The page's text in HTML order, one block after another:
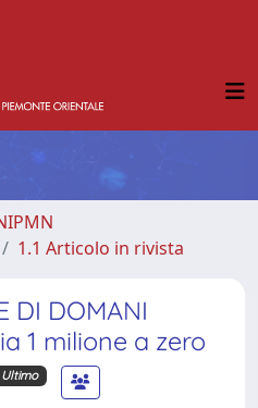
1.1 Articolo in rivista
DI DOMANI
1 milione a zero
Ultimo